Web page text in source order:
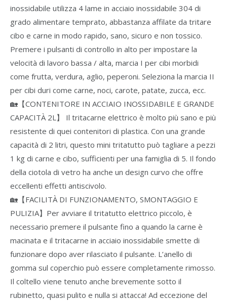
inossidabile utilizza 4 lame in acciaio inossidabile 304 di
grado alimentare temprato, abbastanza affilate da tritare
cibo e carne in modo rapido, sano, sicuro e non tossico.
Premere i pulsanti di controllo in alto per impostare la
velocità di lavoro bassa / alta, marcia I per cibi morbidi
come frutta, verdura, aglio, peperoni. Seleziona la marcia II
per cibi duri come carne, noci, carote, patate, zucca, ecc.
🏡【CONTENITORE IN ACCIAIO INOSSIDABILE E GRANDE
CAPACITÀ 2L】 Il tritacarne elettrico è molto più sano e più
resistente di quei contenitori di plastica. Con una grande
capacità di 2 litri, questo mini tritatutto può tagliare a pezzi
1 kg di carne e cibo, sufficienti per una famiglia di 5. Il fondo
della ciotola di vetro ha anche un design curvo che offre
eccellenti effetti antiscivolo.
🏡【FACILITÀ DI FUNZIONAMENTO, SMONTAGGIO E
PULIZIA】Per avviare il tritatutto elettrico piccolo, è
necessario premere il pulsante fino a quando la carne è
macinata e il tritacarne in acciaio inossidabile smette di
funzionare dopo aver rilasciato il pulsante. L’anello di
gomma sul coperchio può essere completamente rimosso.
Il coltello viene tenuto anche brevemente sotto il
rubinetto, quasi pulito e nulla si attacca! Ad eccezione del